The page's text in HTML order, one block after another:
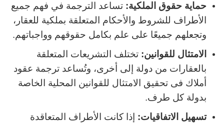
حماية حقوق الملكية: تساعد الترجمة في فهم جميع
الأطراف للشروط والأحكام المتعلقة بملكية للعقار،
وتجعلهم جميعًا على علم بكامل حقوقهم وواجباتهم.
الامتثال للقوانين: تختلف التشريعات المتعلقة
بالعقارات من دولة إلى أخرى، وتُساعد ترجمة عقود
أملاك فى تحقيق الامتثال للقوانين المحلية الخاصة
بدولة كل طرف.
تسهيل الاتفاقيات: إذا كانت الأطراف المتعاقدة